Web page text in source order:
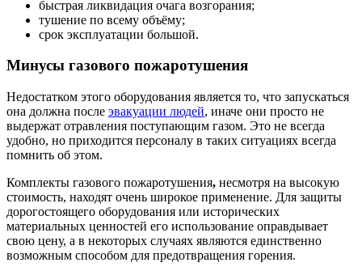
быстрая ликвидация очага возгорания;
тушение по всему объёму;
срок эксплуатации большой.
Минусы газового пожаротушения
Недостатком этого оборудования является то, что запускаться
она должна после эвакуации людей, иначе они просто не
выдержат отравления поступающим газом. Это не всегда
удобно, но приходится персоналу в таких ситуациях всегда
помнить об этом.
Комплекты газового пожаротушения, несмотря на высокую
стоимость, находят очень широкое применение. Для защиты
дорогостоящего оборудования или исторических
материальных ценностей его использование оправдывает
свою цену, а в некоторых случаях являются единственно
возможным способом для предотвращения горения.